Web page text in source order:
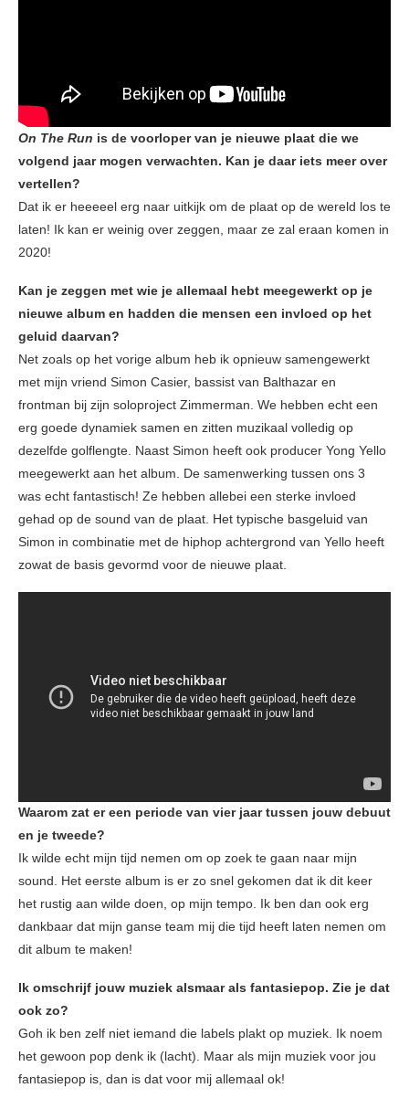
On The Run is de voorloper van je nieuwe plaat die we
volgend jaar mogen verwachten. Kan je daar iets meer over
vertellen?
Dat ik er heeeeel erg naar uitkijk om de plaat op de wereld los te
laten! Ik kan er weinig over zeggen, maar ze zal eraan komen in
2020!
Kan je zeggen met wie je allemaal hebt meegewerkt op je
nieuwe album en hadden die mensen een invloed op het
geluid daarvan?
Net zoals op het vorige album heb ik opnieuw samengewerkt
met mijn vriend Simon Casier, bassist van Balthazar en
frontman bij zijn soloproject Zimmerman. We hebben echt een
erg goede dynamiek samen en zitten muzikaal volledig op
dezelfde golflengte. Naast Simon heeft ook producer Yong Yello
meegewerkt aan het album. De samenwerking tussen ons 3
was echt fantastisch! Ze hebben allebei een sterke invloed
gehad op de sound van de plaat. Het typische basgeluid van
Simon in combinatie met de hiphop achtergrond van Yello heeft
zowat de basis gevormd voor de nieuwe plaat.
Waarom zat er een periode van vier jaar tussen jouw debuut
en je tweede?
Ik wilde echt mijn tijd nemen om op zoek te gaan naar mijn
sound. Het eerste album is er zo snel gekomen dat ik dit keer
het rustig aan wilde doen, op mijn tempo. Ik ben dan ook erg
dankbaar dat mijn ganse team mij die tijd heeft laten nemen om
dit album te maken!
Ik omschrijf jouw muziek alsmaar als fantasiepop. Zie je dat
ook zo?
Goh ik ben zelf niet iemand die labels plakt op muziek. Ik noem
het gewoon pop denk ik (lacht). Maar als mijn muziek voor jou
fantasiepop is, dan is dat voor mij allemaal ok!